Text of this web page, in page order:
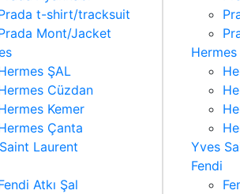
t-shirt/tracksuit
Mont/Jacket
ŞAL
Cüzdan
Kemer
Çanta
Laurent
Atkı Şal
Hermes
Yves
Fendi